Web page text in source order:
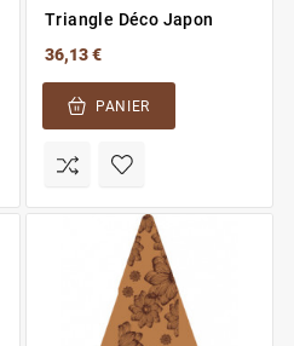
Triangle Déco Japon
36,13 €
PANIER